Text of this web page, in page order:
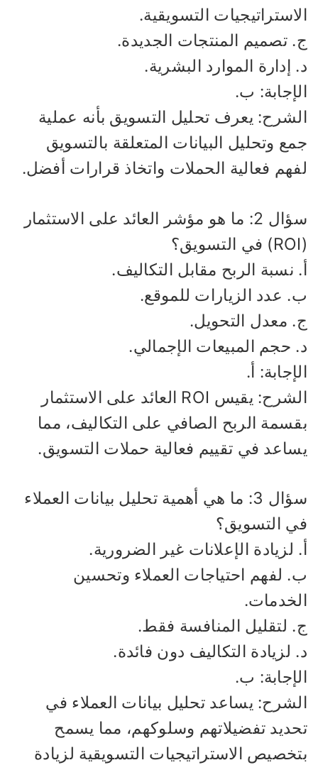
التسويقية.
تصميم المنتجات الجديدة.
إدارة الموارد البشرية.
ب.
يعرف تحليل التسويق بأنه عملية
وتحليل البيانات المتعلقة بالتسويق
فعالية الحملات واتخاذ قرارات أفضل.
سؤال 2: ما هو مؤشر العائد على الاستثمار
نسبة الربح مقابل التكاليف.
عدد الزيارات للموقع.
معدل التحويل.
حجم المبيعات الإجمالي.
أ.
الشرح: يقيس ROI العائد على الاستثمار
الربح الصافي على التكاليف، مما
في تقييم فعالية حملات التسويق.
سؤال 3: ما هي أهمية تحليل بيانات العملاء
التسويق؟
لزيادة الإعلانات غير الضرورية.
لفهم احتياجات العملاء وتحسين
لتقليل المنافسة فقط.
لزيادة التكاليف دون فائدة.
ب.
يساعد تحليل بيانات العملاء في
تفضيلاتهم وسلوكهم، مما يسمح
الاستراتيجيات التسويقية لزيادة